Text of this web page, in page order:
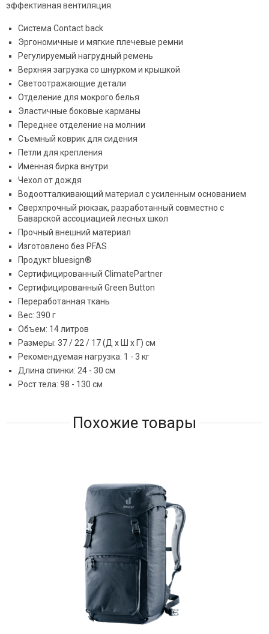
эффективная вентиляция.
Система Contact back
Эргономичные и мягкие плечевые ремни
Регулируемый нагрудный ремень
Верхняя загрузка со шнурком и крышкой
Светоотражающие детали
Отделение для мокрого белья
Эластичные боковые карманы
Переднее отделение на молнии
Съемный коврик для сидения
Петли для крепления
Именная бирка внутри
Чехол от дождя
Водоотталкивающий материал с усиленным основанием
Сверхпрочный рюкзак, разработанный совместно с
Баварской ассоциацией лесных школ
Прочный внешний материал
Изготовлено без PFAS
Продукт bluesign®
Сертифицированный ClimatePartner
Сертифицированный Green Button
Переработанная ткань
Вес: 390 г
Объем: 14 литров
Размеры: 37 / 22 / 17 (Д x Ш x Г) см
Рекомендуемая нагрузка: 1 - 3 кг
Длина спинки: 24 - 30 см
Рост тела: 98 - 130 см
Похожие товары